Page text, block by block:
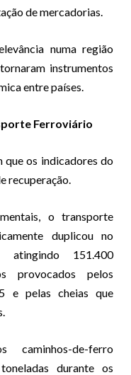
de mercadorias.
numa região
instrumentos
entre países.
Ferroviário
que os indicadores do
recuperação.
o transporte
duplicou no
151.400
provocados pelos
e pelas cheias que
de-ferro
durante os